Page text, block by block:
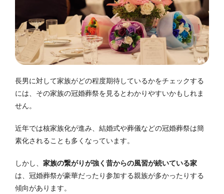
長男に対して家族がどの程度期待しているかをチェックする
には、その家族の冠婚葬祭を見るとわかりやすいかもしれま
せん。
近年では核家族化が進み、結婚式や葬儀などの冠婚葬祭は簡
素化されることも多くなっています。
しかし、 家族の繋がりが強く昔からの風習が続いている家
は、冠婚葬祭が豪華だったり参加する親族が多かったりする
傾向があります。